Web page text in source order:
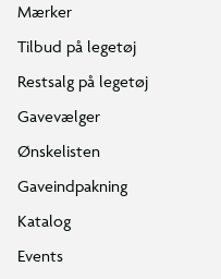
Mærker
Tilbud på legetøj
Restsalg på legetøj
Gavevælger
Ønskelisten
Gaveindpakning
Katalog
Events